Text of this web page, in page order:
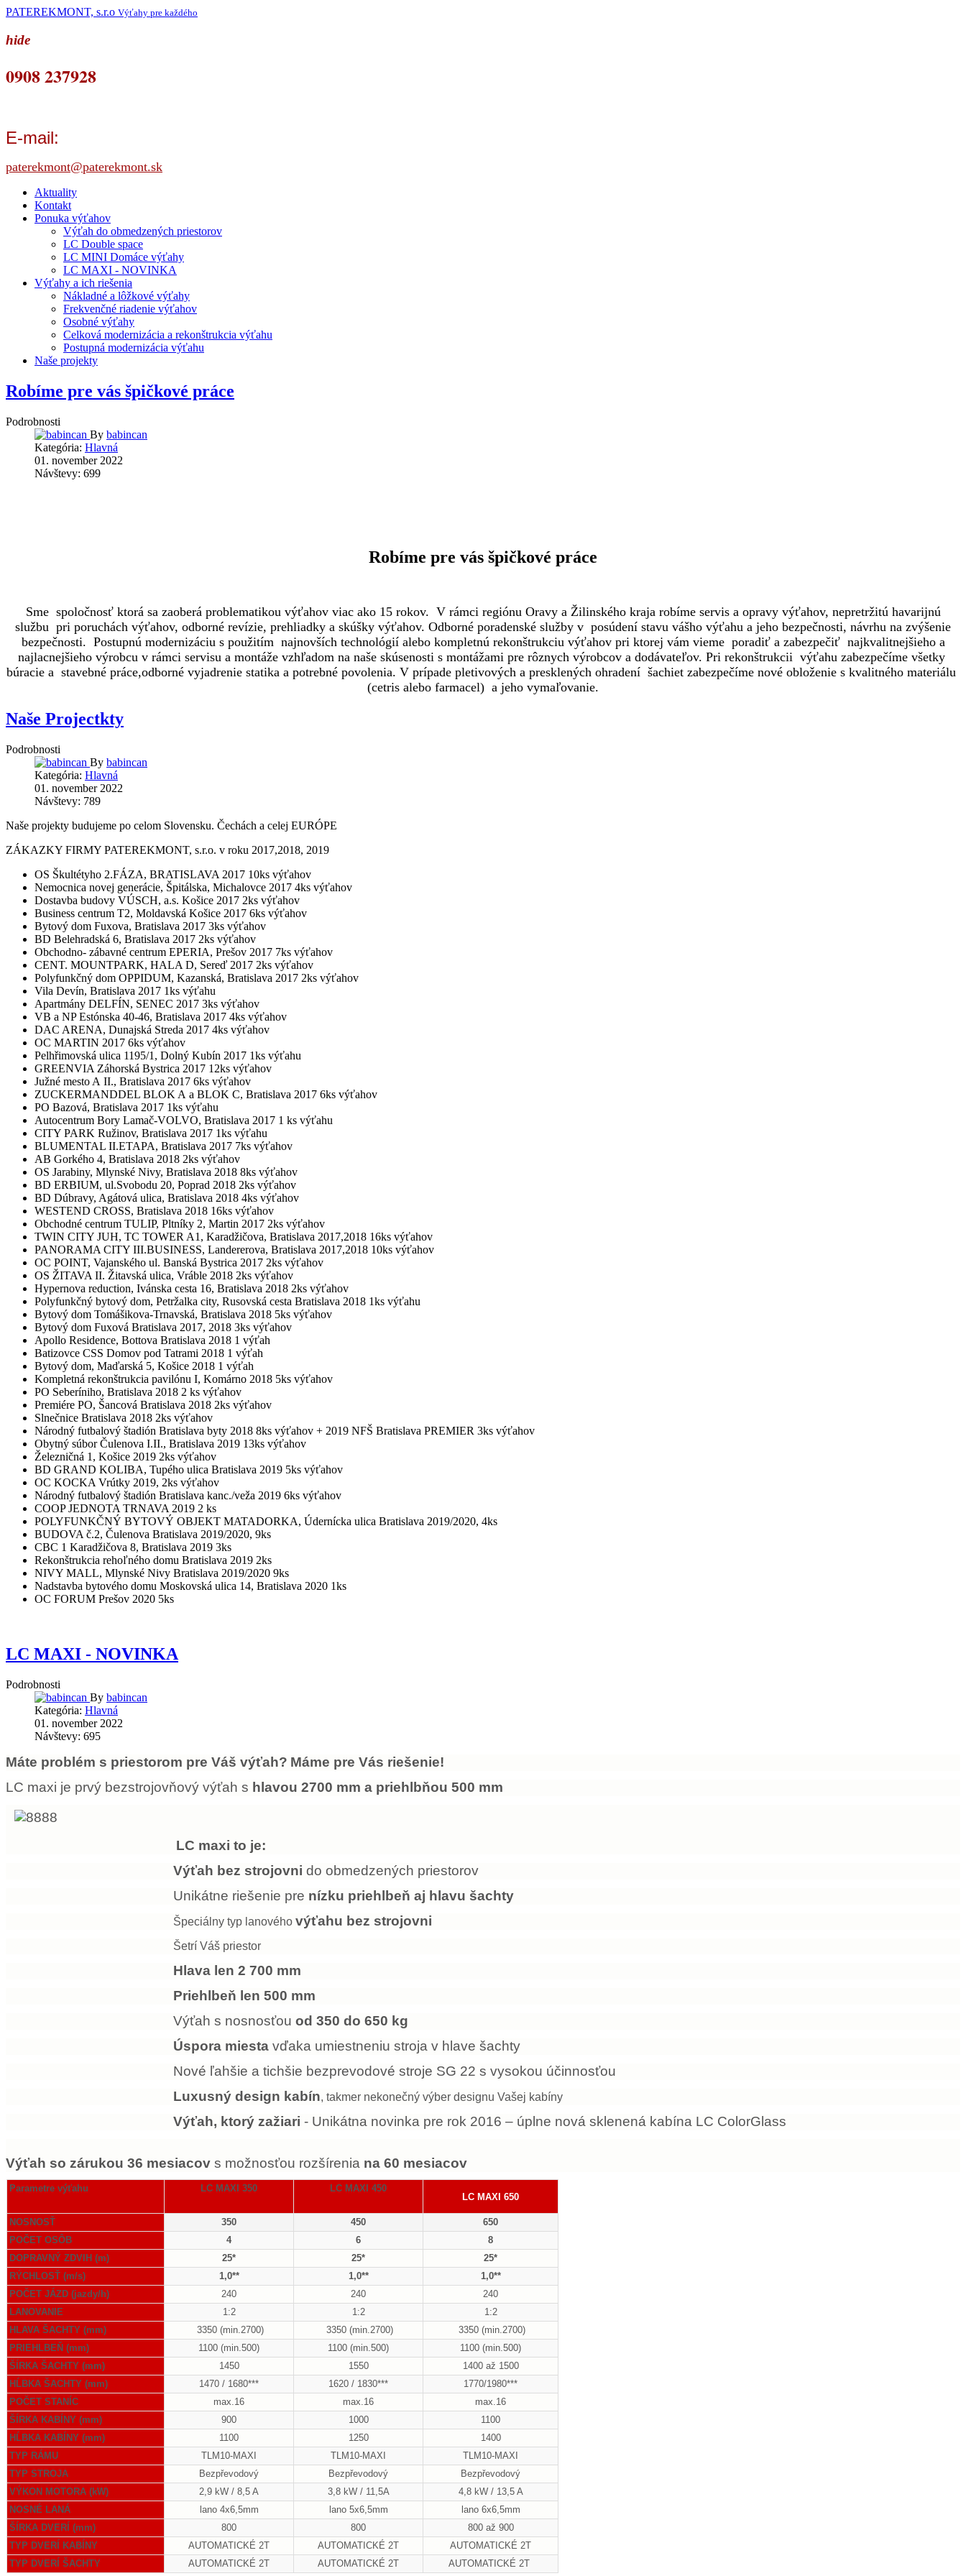
PATEREKMONT, s.r.o Výťahy pre každého
hide
0908 237928
E-mail:
paterekmont@paterekmont.sk
Aktuality
Kontakt
Ponuka výťahov
Výťah do obmedzených priestorov
LC Double space
LC MINI Domáce výťahy
LC MAXI - NOVINKA
Výťahy a ich riešenia
Nákladné a lôžkové výťahy
Frekvenčné riadenie výťahov
Osobné výťahy
Celková modernizácia a rekonštrukcia výťahu
Postupná modernizácia výťahu
Naše projekty
Robíme pre vás špičkové práce
Podrobnosti
By babincan
Kategória: Hlavná
01. november 2022
Návštevy: 699
Robíme pre vás špičkové práce
Sme spoločnosť ktorá sa zaoberá problematikou výťahov viac ako 15 rokov. V rámci regiónu Oravy a Žilinského kraja robíme servis a opravy výťahov, nepretržitú havarijnú
službu pri poruchách výťahov, odborné revízie, prehliadky a skúšky výťahov. Odborné poradenské služby v posúdení stavu vášho výťahu a jeho bezpečnosti, návrhu na zvýšenie
bezpečnosti. Postupnú modernizáciu s použitím najnovších technológií alebo kompletnú rekonštrukciu výťahov pri ktorej vám vieme poradiť a zabezpečiť najkvalitnejšieho a
najlacnejšieho výrobcu v rámci servisu a montáže vzhľadom na naše skúsenosti s montážami pre rôznych výrobcov a dodávateľov. Pri rekonštrukcii výťahu zabezpečíme všetky
búracie a stavebné práce,odborné vyjadrenie statika a potrebné povolenia. V prípade pletivových a presklených ohradení šachiet zabezpečíme nové obloženie s kvalitného materiálu
(cetris alebo farmacel) a jeho vymaľovanie.
Naše Projectkty
Podrobnosti
By babincan
Kategória: Hlavná
01. november 2022
Návštevy: 789
Naše projekty budujeme po celom Slovensku. Čechách a celej EURÓPE
ZÁKAZKY FIRMY PATEREKMONT, s.r.o. v roku 2017,2018, 2019
OS Škultétyho 2.FÁZA, BRATISLAVA 2017 10ks výťahov
Nemocnica novej generácie, Špitálska, Michalovce 2017 4ks výťahov
Dostavba budovy VÚSCH, a.s. Košice 2017 2ks výťahov
Business centrum T2, Moldavská Košice 2017 6ks výťahov
Bytový dom Fuxova, Bratislava 2017 3ks výťahov
BD Belehradská 6, Bratislava 2017 2ks výťahov
Obchodno- zábavné centrum EPERIA, Prešov 2017 7ks výťahov
CENT. MOUNTPARK, HALA D, Sereď 2017 2ks výťahov
Polyfunkčný dom OPPIDUM, Kazanská, Bratislava 2017 2ks výťahov
Vila Devín, Bratislava 2017 1ks výťahu
Apartmány DELFÍN, SENEC 2017 3ks výťahov
VB a NP Estónska 40-46, Bratislava 2017 4ks výťahov
DAC ARENA, Dunajská Streda 2017 4ks výťahov
OC MARTIN 2017 6ks výťahov
Pelhřimovská ulica 1195/1, Dolný Kubín 2017 1ks výťahu
GREENVIA Záhorská Bystrica 2017 12ks výťahov
Južné mesto A II., Bratislava 2017 6ks výťahov
ZUCKERMANDDEL BLOK A a BLOK C, Bratislava 2017 6ks výťahov
PO Bazová, Bratislava 2017 1ks výťahu
Autocentrum Bory Lamač-VOLVO, Bratislava 2017 1 ks výťahu
CITY PARK Ružinov, Bratislava 2017 1ks výťahu
BLUMENTAL II.ETAPA, Bratislava 2017 7ks výťahov
AB Gorkého 4, Bratislava 2018 2ks výťahov
OS Jarabiny, Mlynské Nivy, Bratislava 2018 8ks výťahov
BD ERBIUM, ul.Svobodu 20, Poprad 2018 2ks výťahov
BD Dúbravy, Agátová ulica, Bratislava 2018 4ks výťahov
WESTEND CROSS, Bratislava 2018 16ks výťahov
Obchodné centrum TULIP, Pltníky 2, Martin 2017 2ks výťahov
TWIN CITY JUH, TC TOWER A1, Karadžičova, Bratislava 2017,2018 16ks výťahov
PANORAMA CITY III.BUSINESS, Landererova, Bratislava 2017,2018 10ks výťahov
OC POINT, Vajanského ul. Banská Bystrica 2017 2ks výťahov
OS ŽITAVA II. Žitavská ulica, Vráble 2018 2ks výťahov
Hypernova reduction, Ivánska cesta 16, Bratislava 2018 2ks výťahov
Polyfunkčný bytový dom, Petržalka city, Rusovská cesta Bratislava 2018 1ks výťahu
Bytový dom Tomášikova-Trnavská, Bratislava 2018 5ks výťahov
Bytový dom Fuxová Bratislava 2017, 2018 3ks výťahov
Apollo Residence, Bottova Bratislava 2018 1 výťah
Batizovce CSS Domov pod Tatrami 2018 1 výťah
Bytový dom, Maďarská 5, Košice 2018 1 výťah
Kompletná rekonštrukcia pavilónu I, Komárno 2018 5ks výťahov
PO Seberíniho, Bratislava 2018 2 ks výťahov
Premiére PO, Šancová Bratislava 2018 2ks výťahov
Slnečnice Bratislava 2018 2ks výťahov
Národný futbalový štadión Bratislava byty 2018 8ks výťahov + 2019 NFŠ Bratislava PREMIER 3ks výťahov
Obytný súbor Čulenova I.II., Bratislava 2019 13ks výťahov
Železničná 1, Košice 2019 2ks výťahov
BD GRAND KOLIBA, Tupého ulica Bratislava 2019 5ks výťahov
OC KOCKA Vrútky 2019, 2ks výťahov
Národný futbalový štadión Bratislava kanc./veža 2019 6ks výťahov
COOP JEDNOTA TRNAVA 2019 2 ks
POLYFUNKČNÝ BYTOVÝ OBJEKT MATADORKA, Údernícka ulica Bratislava 2019/2020, 4ks
BUDOVA č.2, Čulenova Bratislava 2019/2020, 9ks
CBC 1 Karadžičova 8, Bratislava 2019 3ks
Rekonštrukcia rehoľného domu Bratislava 2019 2ks
NIVY MALL, Mlynské Nivy Bratislava 2019/2020 9ks
Nadstavba bytového domu Moskovská ulica 14, Bratislava 2020 1ks
OC FORUM Prešov 2020 5ks
LC MAXI - NOVINKA
Podrobnosti
By babincan
Kategória: Hlavná
01. november 2022
Návštevy: 695
Máte problém s priestorom pre Váš výťah? Máme pre Vás riešenie!
LC maxi je prvý bezstrojovňový výťah s hlavou 2700 mm a priehlbňou 500 mm
LC maxi to je:
Výťah bez strojovni do obmedzených priestorov
Unikátne riešenie pre nízku priehlbeň aj hlavu šachty
Špeciálny typ lanového výťahu bez strojovni
Šetrí Váš priestor
Hlava len 2 700 mm
Priehlbeň len 500 mm
Výťah s nosnosťou od 350 do 650 kg
Úspora miesta vďaka umiestneniu stroja v hlave šachty
Nové ľahšie a tichšie bezprevodové stroje SG 22 s vysokou účinnosťou
Luxusný design kabín, takmer nekonečný výber designu Vašej kabíny
Výťah, ktorý zažiari - Unikátna novinka pre rok 2016 – úplne nová sklenená kabína LC ColorGlass
Výťah so zárukou 36 mesiacov s možnosťou rozšírenia na 60 mesiacov
Parametre výťahu LC MAXI 350
LC MAXI 450
LC MAXI 650
NOSNOSŤ 350 450
650
POČET OSÔB
4 6
8
DOPRAVNÝ ZDVIH (m)
25* 25*
25*
RÝCHLOSŤ (m/s)
1,0** 1,0**
1,0**
POČET JÁZD (jazdy/h)
240 240
240
LANOVANIE
1:2 1:2
1:2
HLAVA ŠACHTY (mm)
3350 (min.2700) 3350 (min.2700)
3350 (min.2700)
PRIEHLBEŇ (mm)
1100 (min.500) 1100 (min.500)
1100 (min.500)
ŠÍRKA ŠACHTY (mm)
1450 1550
1400 až 1500
HĹBKA ŠACHTY (mm)
1470 / 1680*** 1620 / 1830***
1770/1980***
POČET STANÍC
max.16 max.16
max.16
ŠÍRKA KABÍNY (mm)
900 1000
1100
HĹBKA KABÍNY (mm)
1100 1250
1400
TYP RÁMU
TLM10-MAXI TLM10-MAXI
TLM10-MAXI
TYP STROJA
Bezpřevodový Bezpřevodový
Bezpřevodový
VÝKON MOTORA (kW)
2,9 kW / 8,5 A 3,8 kW / 11,5A
4,8 kW / 13,5 A
NOSNÉ LANÁ
lano 4x6,5mm lano 5x6,5mm
lano 6x6,5mm
ŠÍRKA DVERÍ (mm)
800 800
800 až 900
TYP DVERÍ KABÍNY
AUTOMATICKÉ 2T AUTOMATICKÉ 2T
AUTOMATICKÉ 2T
TYP DVERÍ ŠACHTY
AUTOMATICKÉ 2T AUTOMATICKÉ 2T AUTOMATICKÉ 2T